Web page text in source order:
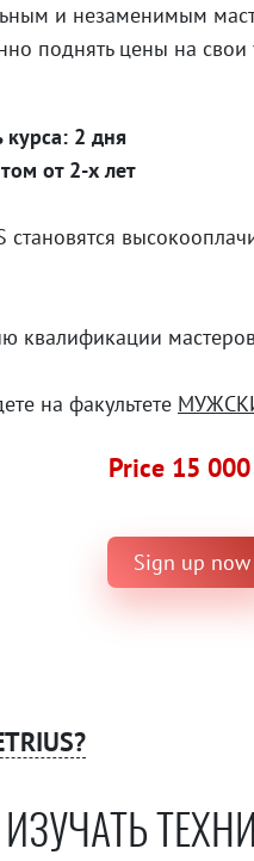
и незаменимым
поднять цены на свои
курса: 2 дня
от 2-х лет
становятся
квалификации
на факультете
Price 15
Sign up now